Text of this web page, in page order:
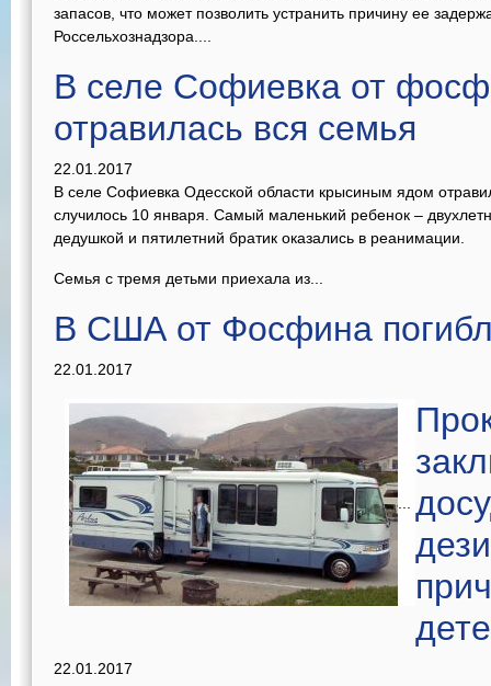
запасов, что может позволить устранить причину ее
Россельхознадзора....
В селе Софиевка от
отравилась вся семья
22.01.2017
В селе Софиевка Одесской области крысиным ядом
случилось 10 января. Самый маленький ребенок –
дедушкой и пятилетний братик оказались в реанимации.
Семья с тремя детьми приехала из...
В США от Фосфина
22.01.2017
...
22.01.2017